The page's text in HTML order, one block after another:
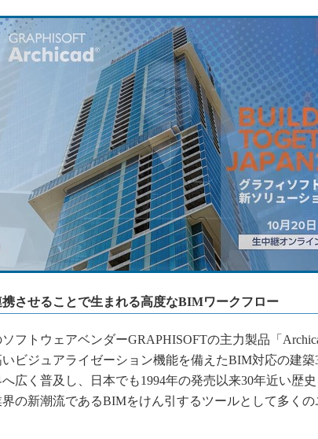
させることで生まれる高度なBIMワークフロー
フトウェアベンダーGRAPHISOFTの主力製品「
ビジュアライゼーション機能を備えたBIM対応の建築
広く普及し、日本でも1994年の発売以来30年近い歴
の新潮流であるBIMをけん引するツールとして多くの